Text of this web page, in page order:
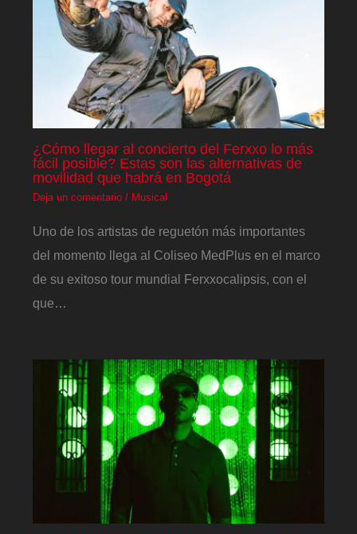
¿Cómo llegar al concierto del Ferxxo lo más
fácil posible? Estas son las alternativas de
movilidad que habrá en Bogotá
Deja un comentario / Musical
Uno de los artistas de reguetón más importantes
del momento llega al Coliseo MedPlus en el marco
de su exitoso tour mundial Ferxxocalipsis, con el
que…